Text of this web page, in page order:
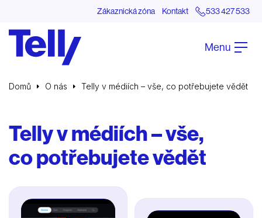
Zákaznická zóna Kontakt 533 427 533
Menu
Domů O nás Telly v médiích – vše, co potřebujete vědět
Telly v médiích – vše,
co potřebujete vědět